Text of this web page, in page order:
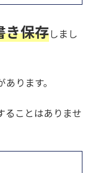
き保存しまし
ります。
ることはありませ